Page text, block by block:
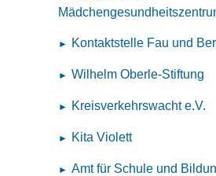
Kontaktstelle Fau und
Wilhelm Oberle-Stiftung
Kreisverkehrswacht e.V.
Kita Violett
Amt für Schule und